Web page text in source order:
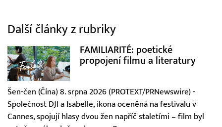
Další články z rubriky
FAMILIARITÉ: poetické
propojení filmu a literatury
Šen-čen (Čína) 8. srpna 2026 (PROTEXT/PRNewswire) -
Společnost DJI a Isabelle, ikona oceněná na festivalu v
Cannes, spojují hlasy dvou žen napříč staletími – film byl